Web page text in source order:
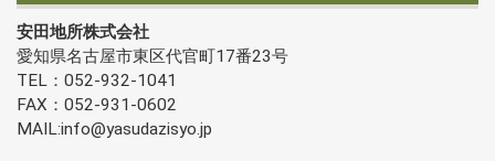
安田地所株式会社
愛知県名古屋市東区代官町17番23号
TEL：052-932-1041
FAX：052-931-0602
MAIL:info@yasudazisyo.jp